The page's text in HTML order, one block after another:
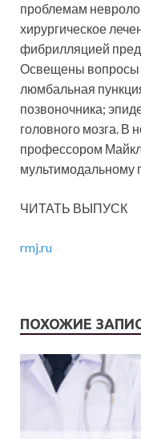
проблемам
хирургическое
фибрилляцией
Освещены вопросы
люмбальная
позвоночника;
головного мозга. В
профессором
мультимодальному
ЧИТАТЬ ВЫПУСК
rmj.ru
ПОХОЖИЕ